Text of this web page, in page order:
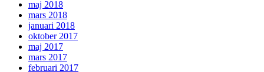
maj 2018
mars 2018
januari 2018
oktober 2017
maj 2017
mars 2017
februari 2017